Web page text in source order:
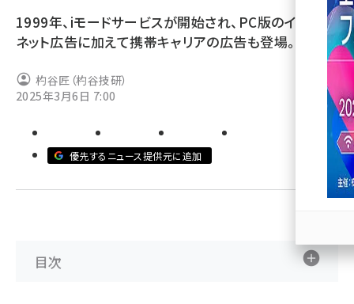
note (2323)
セミナー (2318)
z世代 (1632)
llmo (1171)
1999年、iモードサービスが開始され、PC版のインター
ネット広告に加えて携帯キャリアの広告も登場。
杓谷匠（杓谷技研）
2025年3月6日 7:00
優先するニュース提供元に追加
目次